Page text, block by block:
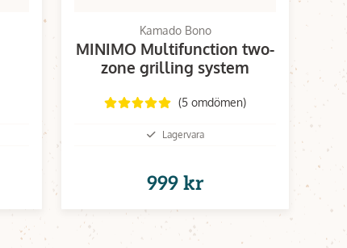
Kamado Bono
MINIMO Multifunction two-
zone grilling system
(5 omdömen)
Lagervara
999 kr